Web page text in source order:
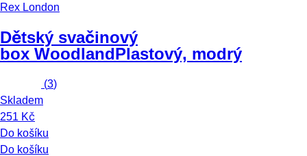
Rex London
Dětský svačinový
box WoodlandPlastový, modrý
(3)
Skladem
251 Kč
Do košíku
Do košíku